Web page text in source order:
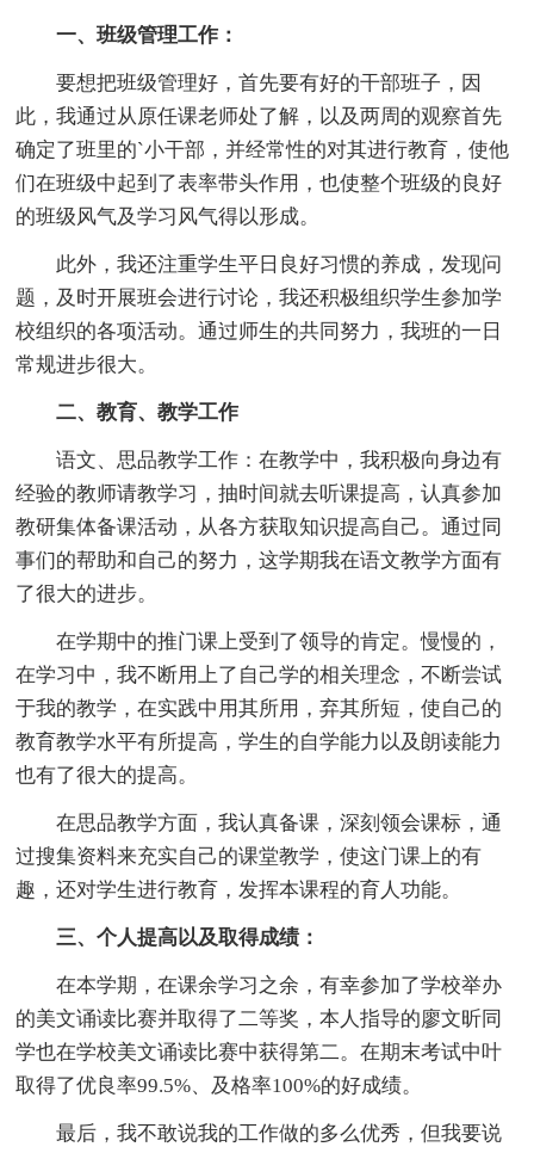
一、班级管理工作：
要想把班级管理好，首先要有好的干部班子，因
此，我通过从原任课老师处了解，以及两周的观察首先
确定了班里的`小干部，并经常性的对其进行教育，使他
们在班级中起到了表率带头作用，也使整个班级的良好
的班级风气及学习风气得以形成。
此外，我还注重学生平日良好习惯的养成，发现问
题，及时开展班会进行讨论，我还积极组织学生参加学
校组织的各项活动。通过师生的共同努力，我班的一日
常规进步很大。
二、教育、教学工作
语文、思品教学工作：在教学中，我积极向身边有
经验的教师请教学习，抽时间就去听课提高，认真参加
教研集体备课活动，从各方获取知识提高自己。通过同
事们的帮助和自己的努力，这学期我在语文教学方面有
了很大的进步。
在学期中的推门课上受到了领导的肯定。慢慢的，
在学习中，我不断用上了自己学的相关理念，不断尝试
于我的教学，在实践中用其所用，弃其所短，使自己的
教育教学水平有所提高，学生的自学能力以及朗读能力
也有了很大的提高。
在思品教学方面，我认真备课，深刻领会课标，通
过搜集资料来充实自己的课堂教学，使这门课上的有
趣，还对学生进行教育，发挥本课程的育人功能。
三、个人提高以及取得成绩：
在本学期，在课余学习之余，有幸参加了学校举办
的美文诵读比赛并取得了二等奖，本人指导的廖文昕同
学也在学校美文诵读比赛中获得第二。在期末考试中叶
取得了优良率99.5%、及格率100%的好成绩。
最后，我不敢说我的工作做的多么优秀，但我要说